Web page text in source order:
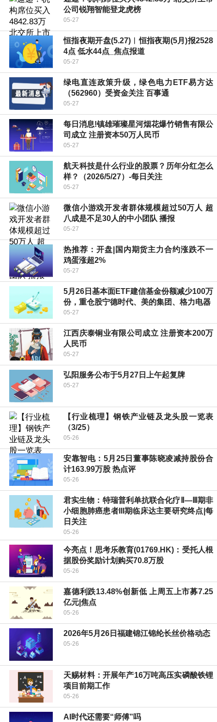
公司锐翔智能登龙虎榜
05-27
恒指夜期开盘(5.27)︱恒指夜期(5月)报2528
4点 低水44点_焦点报道
05-27
绿电直连政策升级，绿色电力ETF易方达
（562960）受资金关注 百事通
05-27
每日消息!镇雄璀璨星河烟花爆竹销售有限公
司成立 注册资本50万人民币
05-27
航天科技是什么行业的股票？历年分红怎么
样？（2026/5/27）-每日关注
05-27
微信小游戏开发者群体规模超过50万人 超
八成是不足30人的中小团队 播报
05-27
热推荐：开盘|国内期货主力合约涨跌不一
鸡蛋涨超2%
05-27
5月26日基本面ETF建信基金份额减少100万
份，重仓股宁德时代、美的集团、格力电器
05-27
江西庆泰铜业有限公司成立 注册资本200万
人民币
05-27
弘阳服务公布于5月27日上午起复牌
05-27
【行业梳理】钢铁产业链及龙头股一览表
（3/25）
05-26
安靠智电：5月25日董事陈晓凌减持股份合
计163.99万股 热点评
05-26
君实生物：特瑞普利单抗联合化疗Ⅱ—Ⅲ期非
小细胞肺癌患者III期临床达主要研究终点|每
日关注
05-26
今亮点！思考乐教育(01769.HK)：受托人根
据股份奖励计划购买70.8万股
05-26
嘉德利跌13.48%创新低 上周五上市募7.25
亿元|焦点
05-26
2026年5月26日福建锦江锦纶长丝价格动态
05-26
天赐材料：开展年产16万吨高压实磷酸铁锂
项目前期工作
05-26
AI时代还需要“师傅”吗